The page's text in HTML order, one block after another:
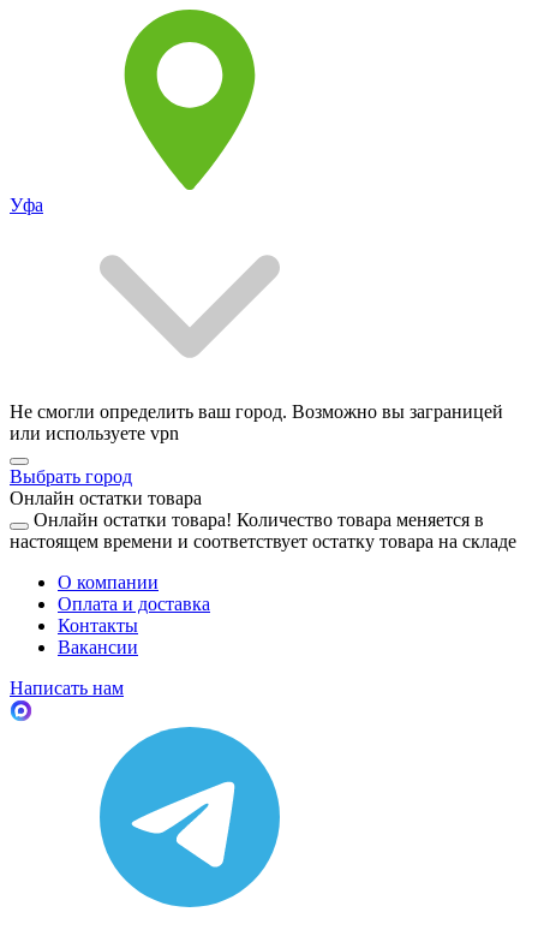
Уфа
Не смогли определить ваш город. Возможно вы заграницей
или используете vpn
Выбрать город
Онлайн остатки товара
Онлайн остатки товара! Количество товара меняется в
настоящем времени и соответствует остатку товара на складе
О компании
Оплата и доставка
Контакты
Вакансии
Написать нам